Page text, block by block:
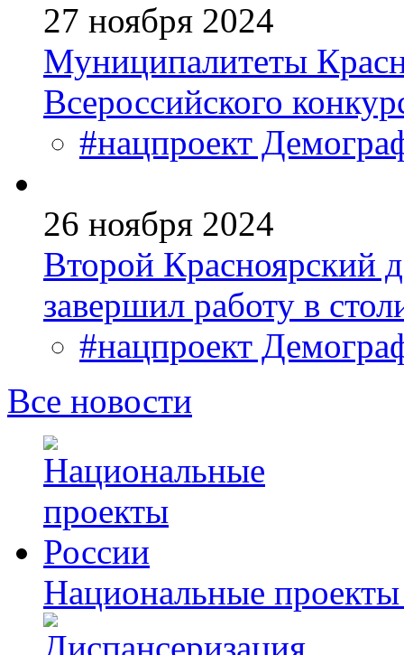
27 ноября 2024
Муниципалитеты
Всероссийского
#нацпроект
26 ноября 2024
Второй Красноярский
завершил работу в
#нацпроект
Все новости
Национальные